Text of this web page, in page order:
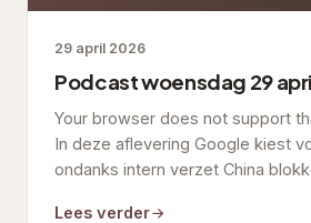
29 april 2026
Podcast woensdag 29
Your browser does not support
In deze aflevering Google kiest
ondanks intern verzet China
Lees verder